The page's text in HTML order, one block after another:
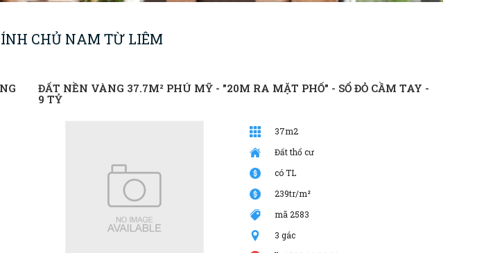
CHỦ NAM TỪ LIÊM
ĐẤT NỀN VÀNG 37.7M² PHÚ MỸ - "20M RA MẶT PHỐ" - SỔ ĐỎ CẦM TAY -
9 TỶ
37m2
Đất thổ cư
có TL
239tr/m²
mã 2583
3 gác